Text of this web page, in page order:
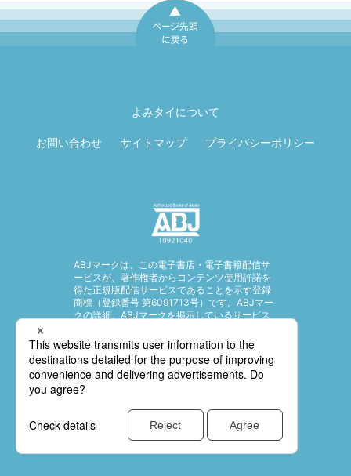
よみタイについて
お問い合わせ サイトマップ プライバシーポリシー
ABJマークは、この電子書店・電子書籍配信サ
ービスが、著作権者からコンテンツ使用許諾を
得た正規版配信サービスであることを示す登録
商標（登録番号 第6091713号）です。ABJマー
クの詳細、ABJマークを掲示しているサービス
© SHUEISHA Inc. All rights reserved.